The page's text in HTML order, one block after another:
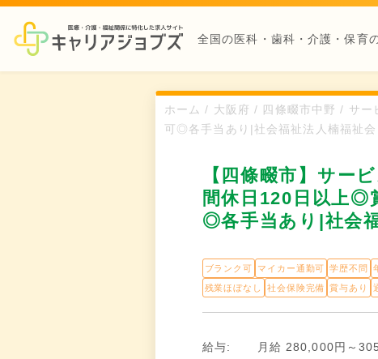
全国の医科・歯科・介護・保育
ホーム / 大阪府 / 四條畷市中野 / サ
可◎各手当あり|社会福祉法人楠福祉会
【四條畷市】サー
間休日120日以上◎
◎各手当あり|社会
ブランク可 マイカー通勤可 学歴不問
残業ほぼなし
社会保険完備 賞与あり
給与:
月給 280,000円～